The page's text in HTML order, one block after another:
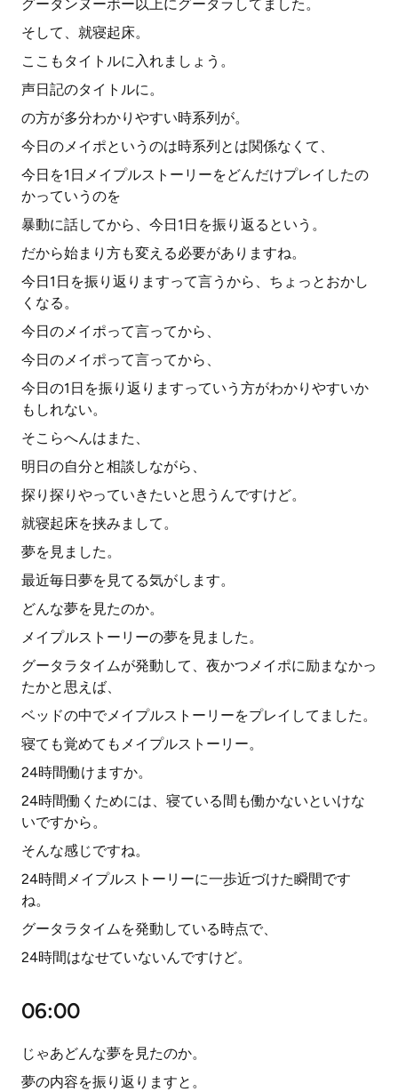
グータンヌーボー以上にグータラしてました。
そして、就寝起床。
ここもタイトルに入れましょう。
声日記のタイトルに。
の方が多分わかりやすい時系列が。
今日のメイポというのは時系列とは関係なくて、
今日を1日メイプルストーリーをどんだけプレイしたの
かっていうのを
暴動に話してから、今日1日を振り返るという。
だから始まり方も変える必要がありますね。
今日1日を振り返りますって言うから、ちょっとおかし
くなる。
今日のメイポって言ってから、
今日のメイポって言ってから、
今日の1日を振り返りますっていう方がわかりやすいか
もしれない。
そこらへんはまた、
明日の自分と相談しながら、
探り探りやっていきたいと思うんですけど。
就寝起床を挟みまして。
夢を見ました。
最近毎日夢を見てる気がします。
どんな夢を見たのか。
メイプルストーリーの夢を見ました。
グータラタイムが発動して、夜かつメイポに励まなかっ
たかと思えば、
ベッドの中でメイプルストーリーをプレイしてました。
寝ても覚めてもメイプルストーリー。
24時間働けますか。
24時間働くためには、寝ている間も働かないといけな
いですから。
そんな感じですね。
24時間メイプルストーリーに一歩近づけた瞬間です
ね。
グータラタイムを発動している時点で、
24時間はなせていないんですけど。
06:00
じゃあどんな夢を見たのか。
夢の内容を振り返りますと。